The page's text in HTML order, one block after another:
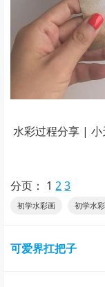
水彩过程分享 | 小
分页： 1 2 3
初学水彩画 初学水
可爱界扛把子